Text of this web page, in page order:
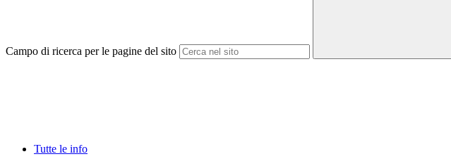
Campo di ricerca per le pagine del sito
Tutte le info